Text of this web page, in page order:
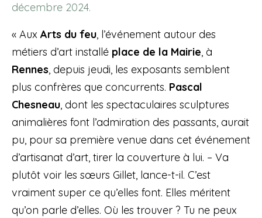
décembre 2024.
« Aux Arts du feu, l’événement autour des
métiers d’art installé place de la Mairie, à
Rennes, depuis jeudi, les exposants semblent
plus confrères que concurrents. Pascal
Chesneau, dont les spectaculaires sculptures
animalières font l’admiration des passants, aurait
pu, pour sa première venue dans cet événement
d’artisanat d’art, tirer la couverture à lui. – Va
plutôt voir les sœurs Gillet, lance-t-il. C’est
vraiment super ce qu’elles font. Elles méritent
qu’on parle d’elles. Où les trouver ? Tu ne peux